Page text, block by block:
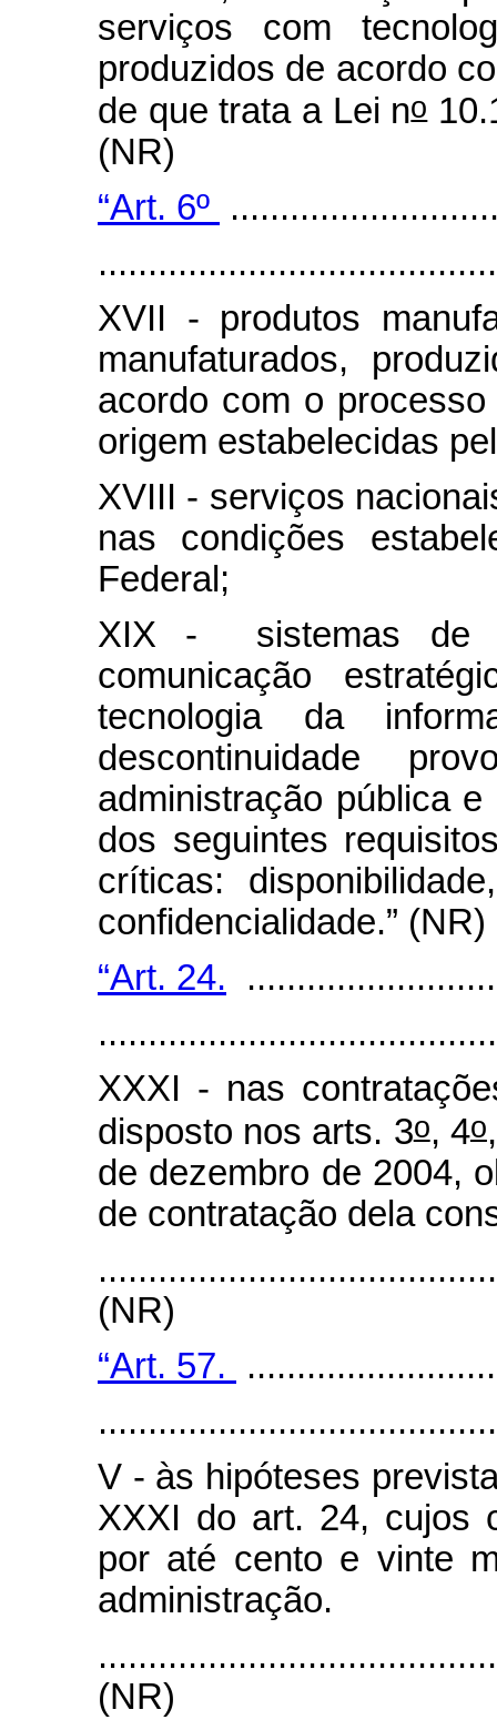
serviços com
produzidos de acordo
de que trata a Lei no
(NR)
“Art. 6º
XVII - produtos
manufaturados,
acordo com o
origem estabelecidas
XVIII - serviços
nas condições
Federal;
XIX - sistemas de
comunicação
tecnologia da
descontinuidade
administração pública
dos seguintes
críticas:
confidencialidade.” (NR)
“Art. 24.
XXXI - nas
disposto nos arts. 3o, 4o
de dezembro de 2004,
de contratação dela
(NR)
“Art. 57.
V - às hipóteses
XXXI do art. 24, cujos
por até cento e vinte
administração.
(NR)